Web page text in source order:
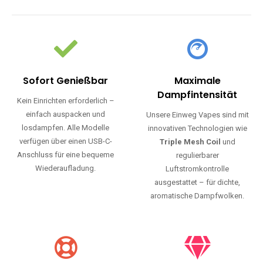
Sofort Genießbar
Kein Einrichten erforderlich –
einfach auspacken und
losdampfen. Alle Modelle
verfügen über einen USB-C-
Anschluss für eine bequeme
Wiederaufladung.
Maximale
Dampfintensität
Unsere Einweg Vapes sind mit
innovativen Technologien wie
Triple Mesh Coil und
regulierbarer
Luftstromkontrolle
ausgestattet – für dichte,
aromatische Dampfwolken.